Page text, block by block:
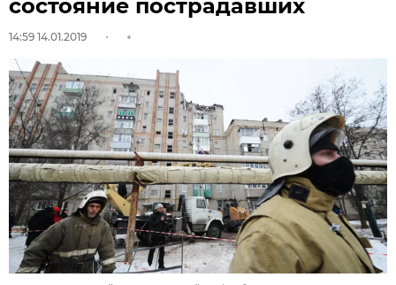
состояние пострадавших
14:59 14.01.2019